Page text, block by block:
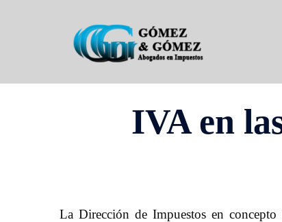
IVA en
La Dirección de Impuestos en